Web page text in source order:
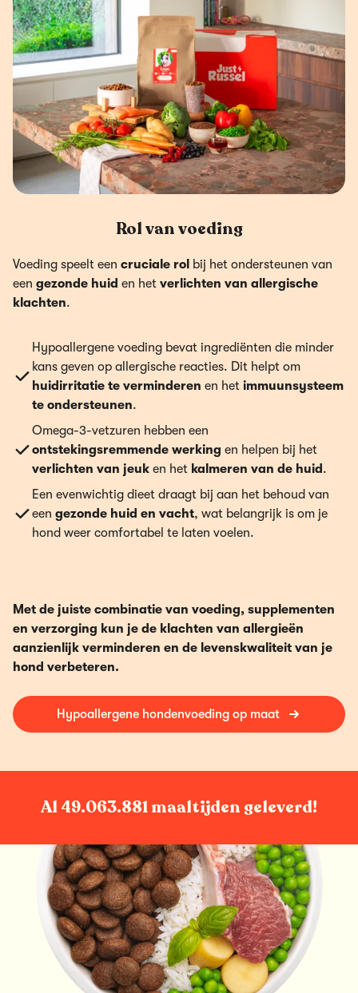
Rol van voeding
Voeding speelt een cruciale rol bij het ondersteunen van
een gezonde huid en het verlichten van allergische
klachten.
Hypoallergene voeding bevat ingrediënten die minder
kans geven op allergische reacties. Dit helpt om
huidirritatie te verminderen en het immuunsysteem
te ondersteunen.
Omega-3-vetzuren hebben een
ontstekingsremmende werking en helpen bij het
verlichten van jeuk en het kalmeren van de huid .
Een evenwichtig dieet draagt bij aan het behoud van
een gezonde huid en vacht, wat belangrijk is om je
hond weer comfortabel te laten voelen.
Met de juiste combinatie van voeding, supplementen
en verzorging kun je de klachten van allergieën
aanzienlijk verminderen en de levenskwaliteit van je
hond verbeteren.
Hypoallergene hondenvoeding op maat
Al 49.063.881maaltijden geleverd!